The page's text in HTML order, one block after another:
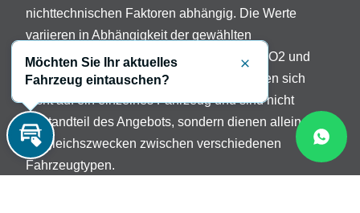
nichttechnischen Faktoren abhängig. Die Werte
variieren in Abhängigkeit der gewählten
Sonderausstattungen. Beschreibung der CO2 und
Verbrauchsangaben: Die Angaben beziehen sich
nicht auf ein einzelnes Fahrzeug und sind nicht
Bestandteil des Angebots, sondern dienen allein
Vergleichszwecken zwischen verschiedenen
Fahrzeugtypen.
Inzahlungnahme
Möchten Sie Ihr aktuelles
Fahrzeug eintauschen?
Schließen